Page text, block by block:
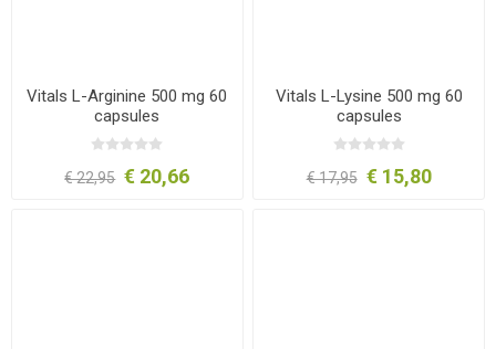
Vitals L-Arginine 500 mg 60
capsules
€ 22,95 € 20,66
Vitals L-Lysine 500 mg 60
capsules
€ 17,95 € 15,80